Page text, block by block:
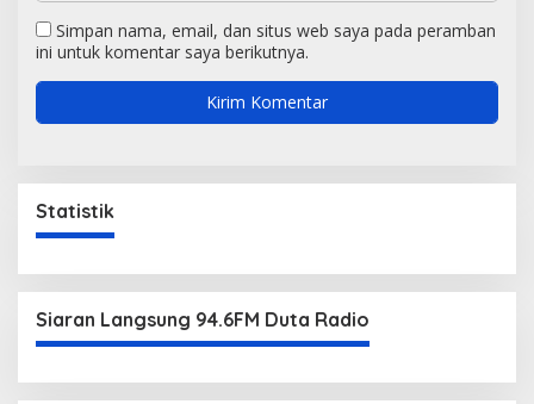
Simpan nama, email, dan situs web saya pada peramban
ini untuk komentar saya berikutnya.
Statistik
Siaran Langsung 94.6FM Duta Radio